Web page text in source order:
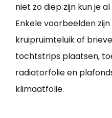
niet zo diep zijn kun je
Enkele voorbeelden
kruipruimteluik of
tochtstrips plaatsen,
radiatorfolie en
klimaatfolie.